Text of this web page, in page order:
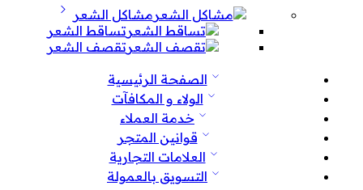
مشاكل الشعر
تساقط الشعر
تقصف الشعر
الصفحة الرئيسية
الولاء و المكافآت
خدمة العملاء
قوانين المتجر
العلامات التجارية
التسويق بالعمولة